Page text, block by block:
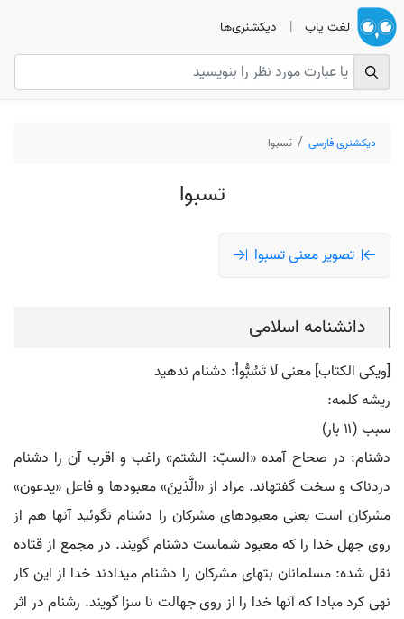
لغت یاب | دیکشنری‌ها
دیکشنری فارسی تسبوا
تسبوا
تصویر معنی تسبوا
دانشنامه اسلامی
[ویکی الکتاب] معنی لَا تَسُبُّواْ: دشنام ندهید
ریشه کلمه:
سبب (۱۱ بار)
دشنام: در صحاح آمده «السبّ: الشتم» راغب و اقرب آن را دشنام
دردناک و سخت گفته‏اند. مراد از «الَّذینَ» معبودها و فاعل «یدعون»
مشرکان است یعنی معبودهای مشرکان را دشنام نگوئید آنها هم از
روی جهل خدا را که معبود شماست دشنام گویند. در مجمع از قتاده
نقل شده: مسلمانان بت‏های مشرکان را دشنام می‏دادند خدا از این کار
نهی کرد مبادا که آنها خدا را از روی جهالت نا سزا گویند. رشنام در اثر